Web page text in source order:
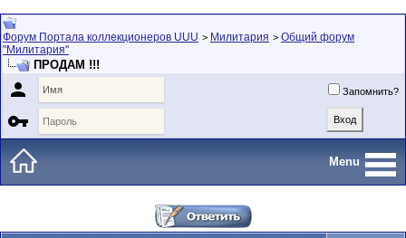
Форум Портала коллекционеров UUU > Милитария > Общий форум
"Милитария"
ПРОДАМ !!!
 Запомнить?

Menu